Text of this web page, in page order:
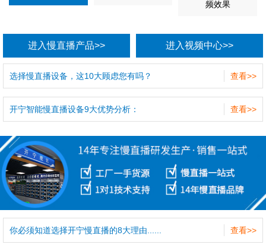
频效果
进入慢直播产品>> 进入视频中心>>
查看>>
选择慢直播设备，这10大顾虑您有吗？
查看>>
开宁智能慢直播设备9大优势分析：
查看>>
你必须知道选择开宁慢直播的8大理由......